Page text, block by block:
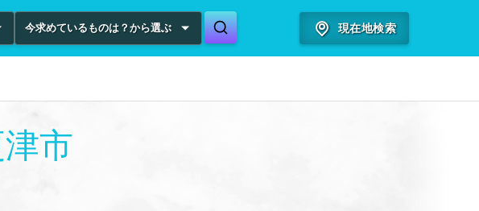
今求めているものは？から選ぶ 現在地検索
市